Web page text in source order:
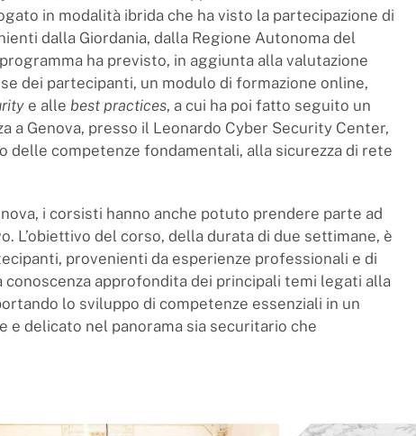
in modalità ibrida che ha visto la partecipazione di
dalla Giordania, dalla Regione Autonoma del
ha previsto, in aggiunta alla valutazione
dei partecipanti, un modulo di formazione online,
e alle best practices, a cui ha poi fatto seguito un
a Genova, presso il Leonardo Cyber Security Center,
delle competenze fondamentali, alla sicurezza di rete
i corsisti hanno anche potuto prendere parte ad
L’obiettivo del corso, della durata di due settimane, è
provenienti da esperienze professionali e di
approfondita dei principali temi legati alla
lo sviluppo di competenze essenziali in un
e delicato nel panorama sia securitario che